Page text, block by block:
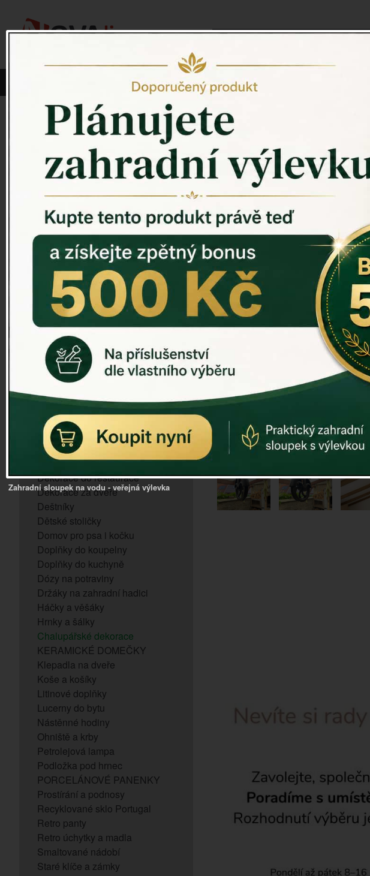
Vyberte si kategorii: NOVINKY
PÍTKO PRO PTÁKY
ZAHRADNÍ SOCHY
ZAHRADNÍ UMYVADLA
PTAČÍ BUDKY
Litinové škrabáky na boty
DEKORACE NA HROB
RETRO KONZOLE
Domovní čísla - litina
DEKORACE NA ZEĎ
ZVONKOHRA
ZVONY A ZVONKY
PTAČÍ KRMÍTKA
SLUNEČNÍ HODINY
Dózy na brambory a zeleninu
VÝPRODEJ - poslední kusy
Andělé, něžné sošky
Aroma lampy
Buddha soška
BUDKY PRO SÝKORKY
Budky pro vrabce
Bytový textil
Dárky pro muže
Dekorace do bytu
Dekorace do restaurace
Dekorace za dveře
Deštníky
Dětské stoličky
Domov pro psa i kočku
Doplňky do koupelny
Doplňky do kuchyně
Dózy na potraviny
Držáky na zahradní hadici
Háčky a věšáky
Hrnky a šálky
Chalupářské dekorace
KERAMICKÉ DOMEČKY
Klepadla na dveře
Koše a košíky
Litinové doplňky
Lucerny do bytu
Nástěnné hodiny
Ohniště a krby
Petrolejová lampa
Podložka pod hrnec
PORCELÁNOVÉ PANENKY
Prostírání a podnosy
Recyklované sklo Portugal
Retro panty
Retro úchytky a madla
Smaltované nádobí
Staré klíče a zámky
Venkovský domov
Zahradní sloupek na vodu - veřejná výlevka